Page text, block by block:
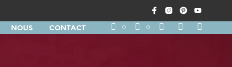
NOUS CONTACT 0 0